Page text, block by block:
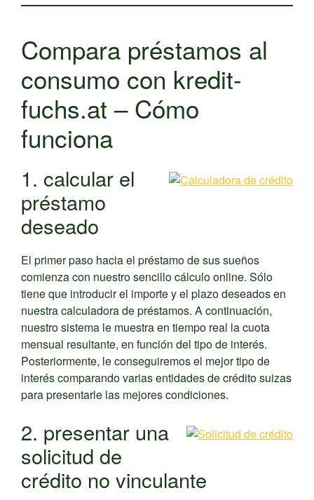
Compara préstamos al
consumo con kredit-
fuchs.at – Cómo
funciona
1. calcular el
préstamo
deseado
El primer paso hacia el préstamo de sus sueños
comienza con nuestro sencillo cálculo online. Sólo
tiene que introducir el importe y el plazo deseados en
nuestra calculadora de préstamos. A continuación,
nuestro sistema le muestra en tiempo real la cuota
mensual resultante, en función del tipo de interés.
Posteriormente, le conseguiremos el mejor tipo de
interés comparando varias entidades de crédito suizas
para presentarle las mejores condiciones.
2. presentar una
solicitud de
crédito no vinculante